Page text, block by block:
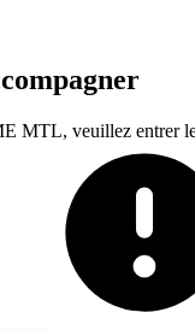
MTL, veuillez entrer